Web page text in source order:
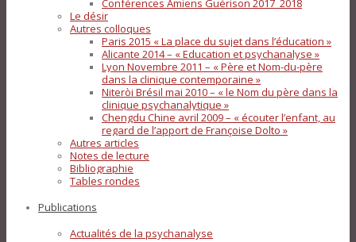
Conférences Amiens Guérison 2017_2018
Le désir
Autres colloques
Paris 2015 « La place du sujet dans l’éducation »
Alicante 2014 – « Education et psychanalyse »
Lyon Novembre 2011 – « Père et Nom-du-père
dans la clinique contemporaine »
Niteròi Brésil mai 2010 – « le Nom du père dans la
clinique psychanalytique »
Chengdu Chine avril 2009 – « écouter l’enfant, au
regard de l’apport de Françoise Dolto »
Autres articles
Notes de lecture
Bibliographie
Tables rondes
Publications
Actualités de la psychanalyse